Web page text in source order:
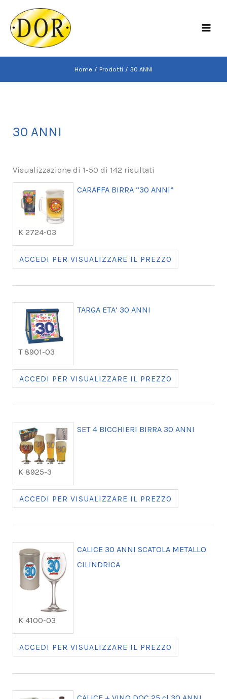
contenuto
Home Prodotti 30 ANNI
30 ANNI
Visualizzazione di 1-50 di 142 risultati
K 2724-03
CARAFFA BIRRA “30 ANNI”
ACCEDI PER VISUALIZZARE IL PREZZO
T 8901-03
TARGA ETA’ 30 ANNI
ACCEDI PER VISUALIZZARE IL PREZZO
K 8925-3
SET 4 BICCHIERI BIRRA 30 ANNI
ACCEDI PER VISUALIZZARE IL PREZZO
K 4100-03
CALICE 30 ANNI SCATOLA METALLO
CILINDRICA
ACCEDI PER VISUALIZZARE IL PREZZO